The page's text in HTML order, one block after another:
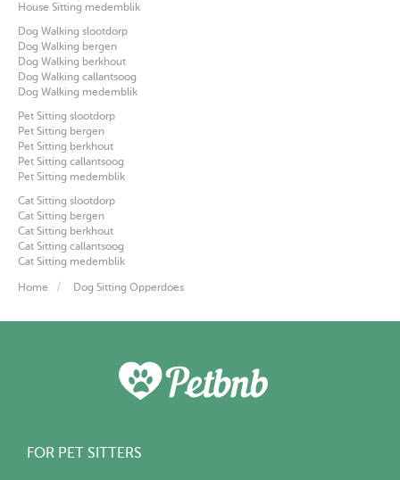
House Sitting medemblik
Dog Walking slootdorp
Dog Walking bergen
Dog Walking berkhout
Dog Walking callantsoog
Dog Walking medemblik
Pet Sitting slootdorp
Pet Sitting bergen
Pet Sitting berkhout
Pet Sitting callantsoog
Pet Sitting medemblik
Cat Sitting slootdorp
Cat Sitting bergen
Cat Sitting berkhout
Cat Sitting callantsoog
Cat Sitting medemblik
Home Dog Sitting Opperdoes
FOR PET SITTERS